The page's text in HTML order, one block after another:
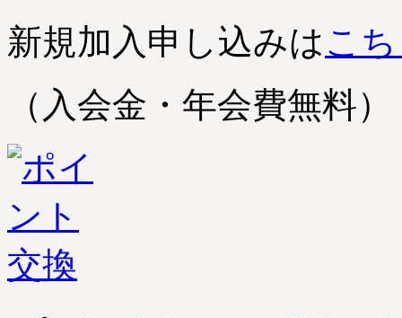
新規加入申し込みはこ
（入会金・年会費無料）